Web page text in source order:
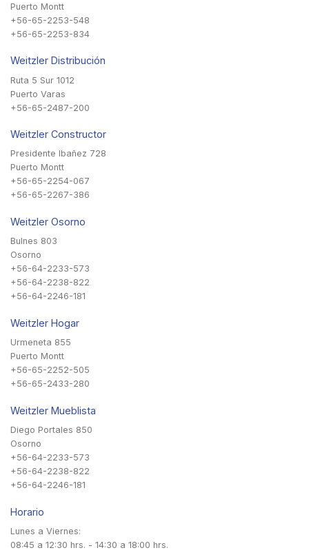
Puerto Montt
+56-65-2253-548
+56-65-2253-834
Weitzler Distribución
Ruta 5 Sur 1012
Puerto Varas
+56-65-2487-200
Weitzler Constructor
Presidente Ibañez 728
Puerto Montt
+56-65-2254-067
+56-65-2267-386
Weitzler Osorno
Bulnes 803
Osorno
+56-64-2233-573
+56-64-2238-822
+56-64-2246-181
Weitzler Hogar
Urmeneta 855
Puerto Montt
+56-65-2252-505
+56-65-2433-280
Weitzler Mueblista
Diego Portales 850
Osorno
+56-64-2233-573
+56-64-2238-822
+56-64-2246-181
Horario
Lunes a Viernes:
08:45 a 12:30 hrs. - 14:30 a 18:00 hrs.